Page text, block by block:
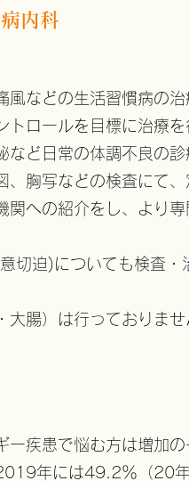
内科
などの生活習慣病の治
ロールを目標に治療を
ど日常の体調不良の診
、胸写などの検査にて
への紹介をし、より
切迫)についても検査・
腸）は行っておりませ
疾患で悩む方は増加の
年には49.2％（20